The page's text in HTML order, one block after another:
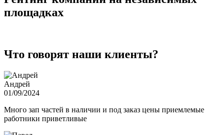
площадках
Что говорят наши клиенты?
Андрей
01/09/2024
Много зап частей в наличии и под заказ цены приемлемые
работники приветливые